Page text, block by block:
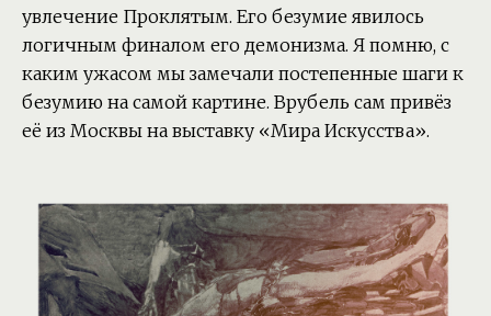
увлечение Проклятым. Его безумие явилось
логичным финалом его демонизма. Я помню, с
каким ужасом мы замечали постепенные шаги к
безумию на самой картине. Врубель сам привёз
её из Москвы на выставку «Мира Искусства».